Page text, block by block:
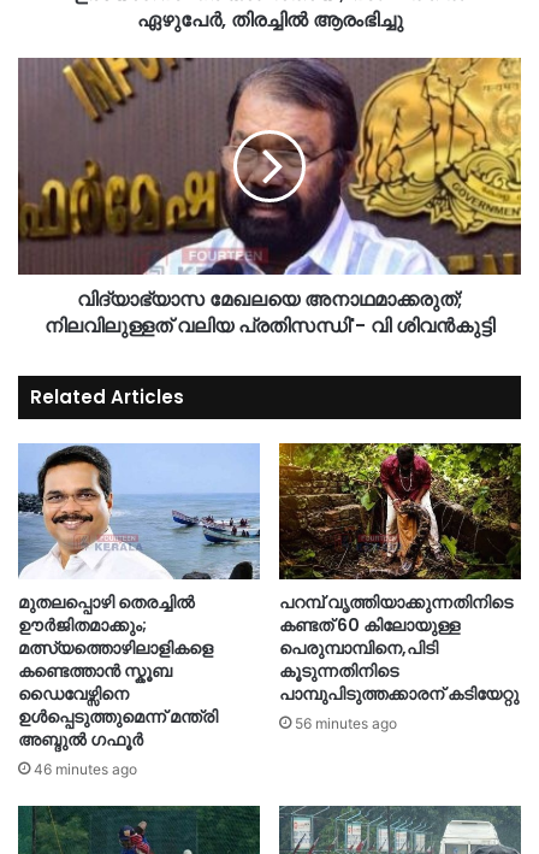
ഏഴുപേര്‍, തിരച്ചില്‍ ആരംഭിച്ചു
വിദ്യാഭ്യാസ മേഖലയെ അനാഥമാക്കരുത്;
നിലവിലുള്ളത് വലിയ പ്രതിസന്ധി'- വി ശിവൻകുട്ടി
Related Articles
മുതലപ്പൊഴി തെരച്ചിൽ
ഊർജിതമാക്കും;
മത്സ്യത്തൊഴിലാളികളെ
കണ്ടെത്താൻ സ്കൂബ
ഡൈവേഴ്സിനെ
ഉൾപ്പെടുത്തുമെന്ന് മന്ത്രി
അബ്ദുൽ ഗഫൂർ
46 minutes ago
പറമ്പ് വൃത്തിയാക്കുന്നതിനിടെ
കണ്ടത് 60 കിലോയുള്ള
പെരുമ്പാമ്പിനെ,പിടി
കൂടുന്നതിനിടെ
പാമ്പുപിടുത്തക്കാരന് കടിയേറ്റു
56 minutes ago